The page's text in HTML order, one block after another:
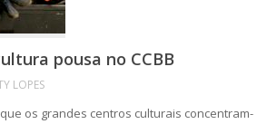
pousa no CCBB
LOPES
os grandes centros culturais concentram-